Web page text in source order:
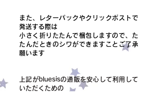
また、レターパックやクリックポストで
発送する際は
小さく折りたたんで梱包しますので、た
たんだときのシワができますことご了承
願います
上記がbluesisの通販を安心して利用して
いただくための